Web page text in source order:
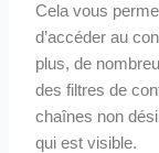
Cela vous
d’accéder au
plus, de
des filtres de
chaînes non
qui est visible.